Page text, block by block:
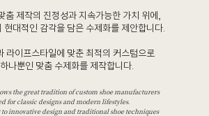
춤 제작의 진정성과 지속가능한 가치 위에,
현대적인 감각을 담은 수제화를 제안합니다.
라이프스타일에 맞춘 최적의 커스텀으로
나뿐인 맞춤 수제화를 제작합니다.
the great tradition of custom shoe manufacturers
for classic designs and modern lifestyles.
innovative design and traditional shoe techniques